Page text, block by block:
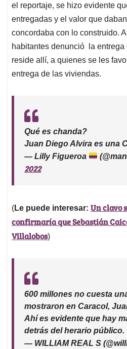
el reportaje, se hizo evidente
entregadas y el valor que
concordaba con lo construido.
habitantes denunció la entrega
reside allí, a quienes se les
entrega de las viviendas.
Qué es chanda?
Juan Diego Alvira es una
— Lilly Figueroa
2022
(Le puede interesar: Un clavo
confirmaría que Sebastián
Villalobos)
600 millones no cuesta
mostraron en Caracol,
Ahí es evidente que hay
detrás del herario público.
— WILLIAM REAL S